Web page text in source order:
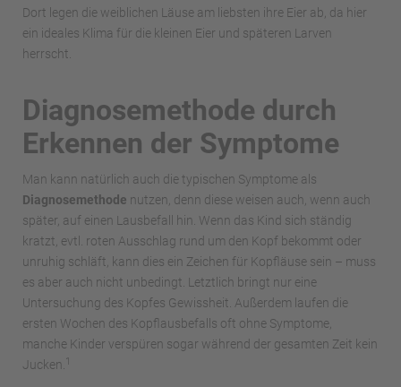
Dort legen die weiblichen Läuse am liebsten ihre Eier ab, da hier
ein ideales Klima für die kleinen Eier und späteren Larven
herrscht.
Diagnosemethode durch
Erkennen der Symptome
Man kann natürlich auch die typischen Symptome als
Diagnosemethode nutzen, denn diese weisen auch, wenn auch
später, auf einen Lausbefall hin. Wenn das Kind sich ständig
kratzt, evtl. roten Ausschlag rund um den Kopf bekommt oder
unruhig schläft, kann dies ein Zeichen für Kopfläuse sein – muss
es aber auch nicht unbedingt. Letztlich bringt nur eine
Untersuchung des Kopfes Gewissheit. Außerdem laufen die
ersten Wochen des Kopflausbefalls oft ohne Symptome,
manche Kinder verspüren sogar während der gesamten Zeit kein
Jucken. 1